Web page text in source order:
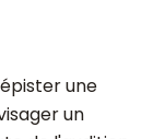
une
un